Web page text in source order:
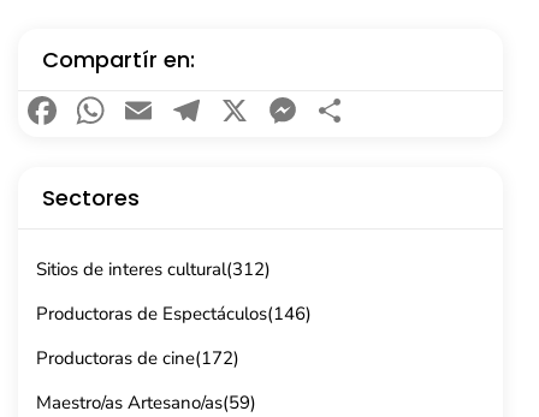
Compartír en:
Facebook
WhatsApp
EmailTelegram
X Messenger
Sectores
Sitios de interes cultural(312)
Productoras de Espectáculos(146)
Productoras de cine(172)
Maestro/as Artesano/as(59)